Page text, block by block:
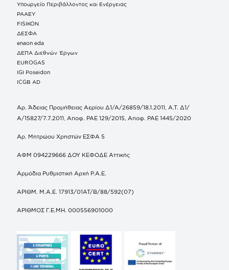
Υπουργείο Περιβάλλοντος και Ενέργειας
ΡΑΑΕΥ
FISIKON
ΔΕΣΦΑ
enaon eda
ΔΕΠΑ Διεθνών Έργων
EUROGAS
IGI Poseidon
ICGB AD
Αρ. Άδειας Προμήθειας Αερίου Δ1/Α/26859/18.1.2011, Α.Τ. Δ1/
Α/15827/7.7.2011, Αποφ. ΡΑΕ 129/2015, Αποφ. ΡΑΕ 1445/2020
Αρ. Μητρώου Χρηστών ΕΣΦΑ 5
ΑΦΜ 094229666 ΔΟΥ ΚΕΦΟΔΕ Αττικής
Αρμόδια Ρυθμιστική Αρχή Ρ.Α.Ε.
ΑΡΙΘΜ. Μ.Α.Ε. 17913/01ΑΤ/Β/88/592(07)
ΑΡΙΘΜΟΣ Γ.Ε.ΜΗ. 000556901000